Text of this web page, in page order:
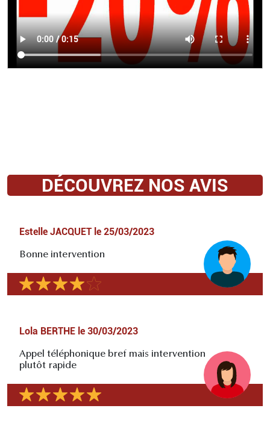
DÉCOUVREZ NOS AVIS
Estelle JACQUET le 25/03/2023
Bonne intervention
Lola BERTHE le 30/03/2023
Appel téléphonique bref mais intervention
plutôt rapide